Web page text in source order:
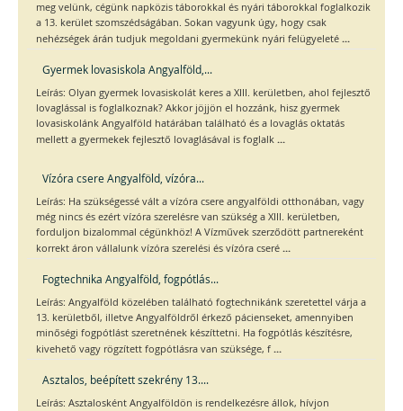
meg velünk, cégünk napközis táborokkal és nyári táborokkal foglalkozik
a 13. kerület szomszédságában. Sokan vagyunk úgy, hogy csak
nehézségek árán tudjuk megoldani gyermekünk nyári felügyeleté ...
Gyermek lovasiskola Angyalföld,...
Leírás: Olyan gyermek lovasiskolát keres a XIII. kerületben, ahol fejlesztő
lovaglással is foglalkoznak? Akkor jöjjön el hozzánk, hisz gyermek
lovasiskolánk Angyalföld határában található és a lovaglás oktatás
mellett a gyermekek fejlesztő lovaglásával is foglalk ...
Vízóra csere Angyalföld, vízóra...
Leírás: Ha szükségessé vált a vízóra csere angyalföldi otthonában, vagy
még nincs és ezért vízóra szerelésre van szükség a XIII. kerületben,
forduljon bizalommal cégünkhöz! A Vízművek szerződött partnereként
korrekt áron vállalunk vízóra szerelési és vízóra cseré ...
Fogtechnika Angyalföld, fogpótlás...
Leírás: Angyalföld közelében található fogtechnikánk szeretettel várja a
13. kerületből, illetve Angyalföldről érkező pácienseket, amennyiben
minőségi fogpótlást szeretnének készíttetni. Ha fogpótlás készítésre,
kivehető vagy rögzített fogpótlásra van szüksége, f ...
Asztalos, beépített szekrény 13....
Leírás: Asztalosként Angyalföldön is rendelkezésre állok, hívjon